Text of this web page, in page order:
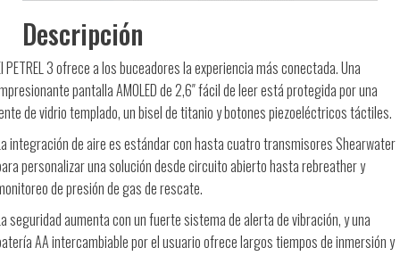
Descripción
PETREL 3 ofrece a los buceadores la experiencia más conectada. Una
pantalla AMOLED de 2,6″ fácil de leer está protegida por una
de vidrio templado, un bisel de titanio y botones piezoeléctricos táctiles.
integración de aire es estándar con hasta cuatro transmisores Shearwater
personalizar una solución desde circuito abierto hasta rebreather y
de presión de gas de rescate.
seguridad aumenta con un fuerte sistema de alerta de vibración, y una
AA intercambiable por el usuario ofrece largos tiempos de inmersión y